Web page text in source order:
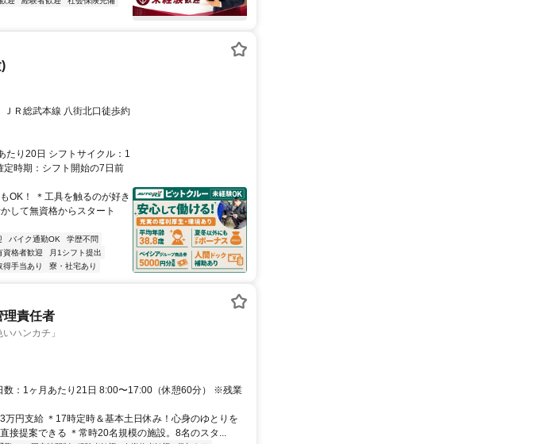
Ｒ総武本線 八街北口徒歩約
たり20日 シフトサイクル：1
定時期：シフト開始の7日前
OK！ ＊工具を触るのが好き
して無資格からスタート
バイク通勤OK
学歴不問
資格者歓迎
月1シフト提出
得手当あり 寮・社宅あり
理責任者
ハンカチ」
：1ヶ月あたり21日 8:00〜17:00（休憩60分） ※残業
円支給 ＊17時定時＆基本土日休み！心身のゆとりを
接提案できる ＊常時20名規模の施設。8名のスタ...